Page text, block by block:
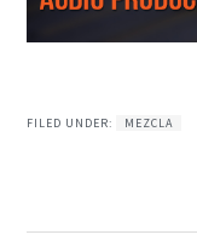
FILED UNDER: MEZCLA